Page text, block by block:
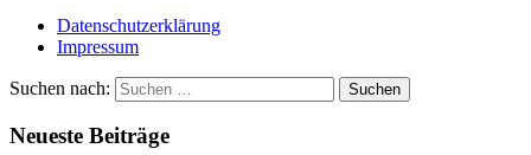
Datenschutzerklärung
Impressum
Suchen nach: Suchen
Neueste Beiträge